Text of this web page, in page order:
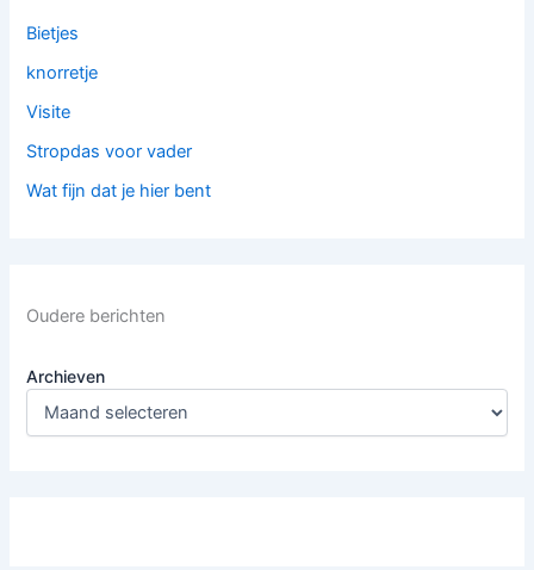
Bietjes
knorretje
Visite
Stropdas voor vader
Wat fijn dat je hier bent
Oudere berichten
Archieven